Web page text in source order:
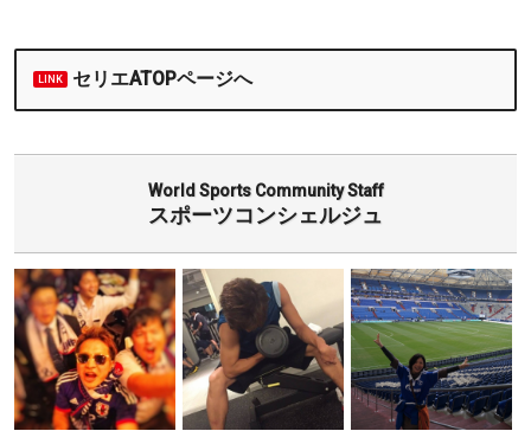
セリエATOPページへ
World Sports Community Staff
スポーツコンシェルジュ